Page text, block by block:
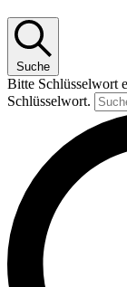
Suche
Bitte Schlüsselwort
Schlüsselwort.